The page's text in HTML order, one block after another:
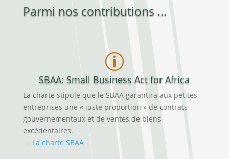
Parmi nos contributions ...
p
SBAA: Small Business Act for Africa
La charte stipule que le SBAA garantira aux petites
entreprises une « juste proportion » de contrats
gouvernementaux et de ventes de biens
excédentaires.
→ La charte SBAA ←